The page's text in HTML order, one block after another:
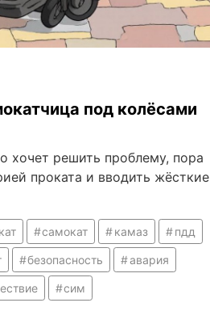
под колёсами
хочет решить проблему, пора
проката и вводить жёсткие
самокат камаз пдд
безопасность авария
сим